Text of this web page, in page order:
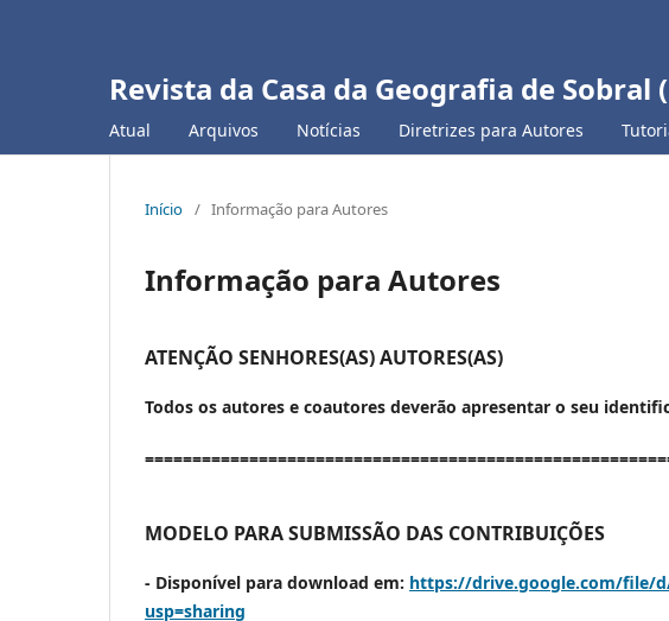
Revista da Casa da Geografia de Sobral
Atual Arquivos Notícias Diretrizes para Autores
Início / Informação para Autores
Informação para Autores
ATENÇÃO SENHORES(AS) AUTORES(AS)
Todos os autores e coautores deverão apresentar o seu
MODELO PARA SUBMISSÃO DAS CONTRIBUIÇÕES
- Disponível para download em: https://drive.google.com/file/d/
usp=sharing